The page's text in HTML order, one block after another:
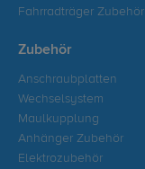
Fahrradträger Zubehör
Zubehör
Anschraubplatten
Wechselsystem
Maulkupplung
Anhänger Zubehör
Elektrozubehör